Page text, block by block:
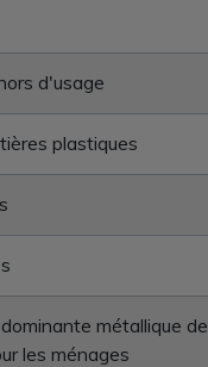
d'usage
plastiques
métallique de
les ménages